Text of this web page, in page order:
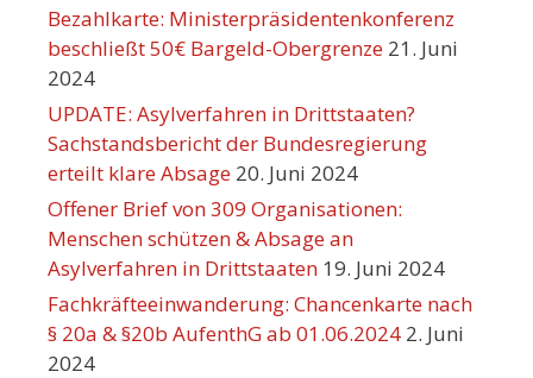
Bezahlkarte: Ministerpräsidentenkonferenz
beschließt 50€ Bargeld-Obergrenze 21. Juni
2024
UPDATE: Asylverfahren in Drittstaaten?
Sachstandsbericht der Bundesregierung
erteilt klare Absage 20. Juni 2024
Offener Brief von 309 Organisationen:
Menschen schützen & Absage an
Asylverfahren in Drittstaaten 19. Juni 2024
Fachkräfteeinwanderung: Chancenkarte nach
§ 20a & §20b AufenthG ab 01.06.2024 2. Juni
2024